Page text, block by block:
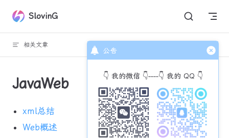
公告
👇 我的微信 👇----👇 我的 QQ 👇
Skip to content
SlovinG
相关文章 回到顶部
JavaWeb
xml总结
Web概述